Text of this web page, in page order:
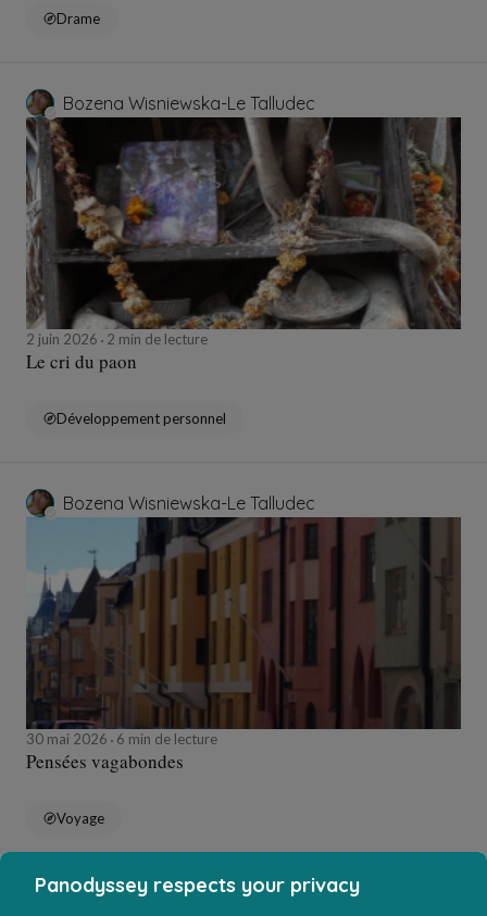
Drame
Bozena Wisniewska-Le Talludec
2 juin 2026 2 min de lecture
Le cri du paon
Développement personnel
Bozena Wisniewska-Le Talludec
30 mai 2026 6 min de lecture
Pensées vagabondes
Voyage
Bozena Wisniewska-Le Talludec
Panodyssey respects your privacy